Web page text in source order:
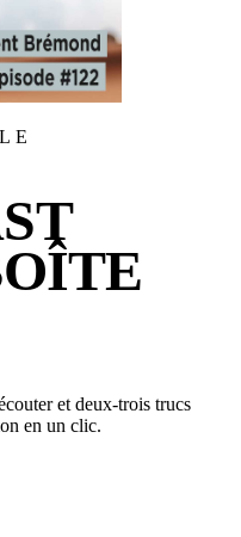
et deux-trois trucs
en un clic.